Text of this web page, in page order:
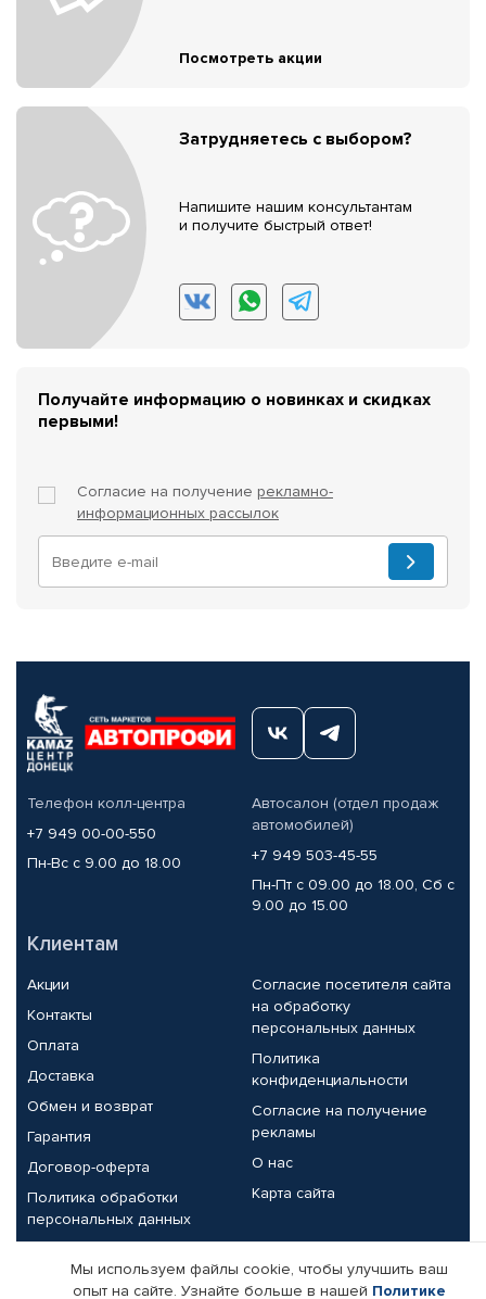
Посмотреть акции
Затрудняетесь с выбором?
Напишите нашим консультантам
и получите быстрый ответ!
Получайте информацию о новинках и скидках
первыми!
Согласие на получение рекламно-
информационных рассылок
Телефон колл-центра
+7 949 00-00-550
Пн-Вс с 9.00 до 18.00
Автосалон (отдел продаж
автомобилей)
+7 949 503-45-55
Пн-Пт с 09.00 до 18.00, Сб с
9.00 до 15.00
Клиентам
Акции
Контакты
Оплата
Доставка
Обмен и возврат
Гарантия
Договор-оферта
Политика обработки
персональных данных
Согласие посетителя сайта
на обработку
персональных данных
Политика
конфиденциальности
Согласие на получение
рекламы
О нас
Карта сайта
Партнерам
Мы используем файлы cookie, чтобы улучшить ваш
опыт на сайте. Узнайте больше в нашей Политике